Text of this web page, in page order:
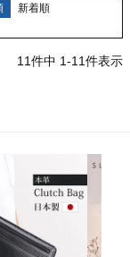
新着順
11件中 1-11件表示